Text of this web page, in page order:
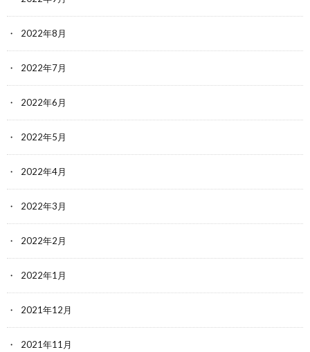
2022年8月
2022年7月
2022年6月
2022年5月
2022年4月
2022年3月
2022年2月
2022年1月
2021年12月
2021年11月